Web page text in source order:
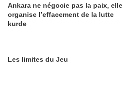
Ankara ne négocie pas la paix, elle
organise l’effacement de la lutte
kurde
Les limites du Jeu